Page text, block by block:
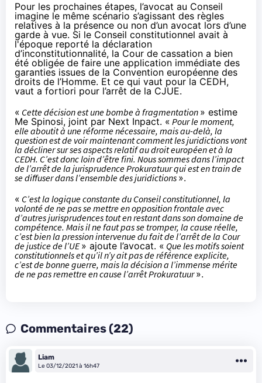
Pour les prochaines étapes, l’avocat au Conseil
imagine le même scénario s’agissant des règles
relatives à la présence ou non d’un avocat lors d’une
garde à vue. Si le Conseil constitutionnel avait à
l'époque reporté la déclaration
d’inconstitutionnalité, la Cour de cassation a bien
été obligée de faire une application immédiate des
garanties issues de la Convention européenne des
droits de l’Homme. Et ce qui vaut pour la CEDH,
vaut a fortiori pour l’arrêt de la CJUE.
« Cette décision est une bombe à fragmentation » estime
Me Spinosi, joint par Next Inpact. « Pour le moment,
elle aboutit à une réforme nécessaire, mais au-delà, la
question est de voir maintenant comment les juridictions vont
la décliner sur ses aspects relatif au droit européen et à la
CEDH. C’est donc loin d’être fini. Nous sommes dans l’impact
de l’arrêt de la jurisprudence Prokuratuur qui est en train de
se diffuser dans l’ensemble des juridictions ».
« C’est la logique constante du Conseil constitutionnel, la
volonté de ne pas se mettre en opposition frontale avec
d’autres jurisprudences tout en restant dans son domaine de
compétence. Mais il ne faut pas se tromper, la cause réelle,
c’est bien la pression intervenue du fait de l’arrêt de la Cour
de justice de l’UE» ajoute l’avocat. « Que les motifs soient
constitutionnels et qu’il n’y ait pas de référence explicite,
c’est de bonne guerre, mais la décision a l’immense mérite
de ne pas remettre en cause l’arrêt Prokuratuur».
Commentaires (22)
Liam
Le 03/12/2021 à 16h47